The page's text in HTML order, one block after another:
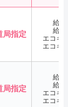
局指定
給
給
エコキ
エコキ
局指定
給
給
エコキ
エコキ